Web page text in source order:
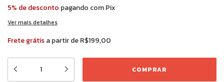
5% de desconto pagando com Pix
Ver mais detalhes
Frete grátisa partir deR$199,00